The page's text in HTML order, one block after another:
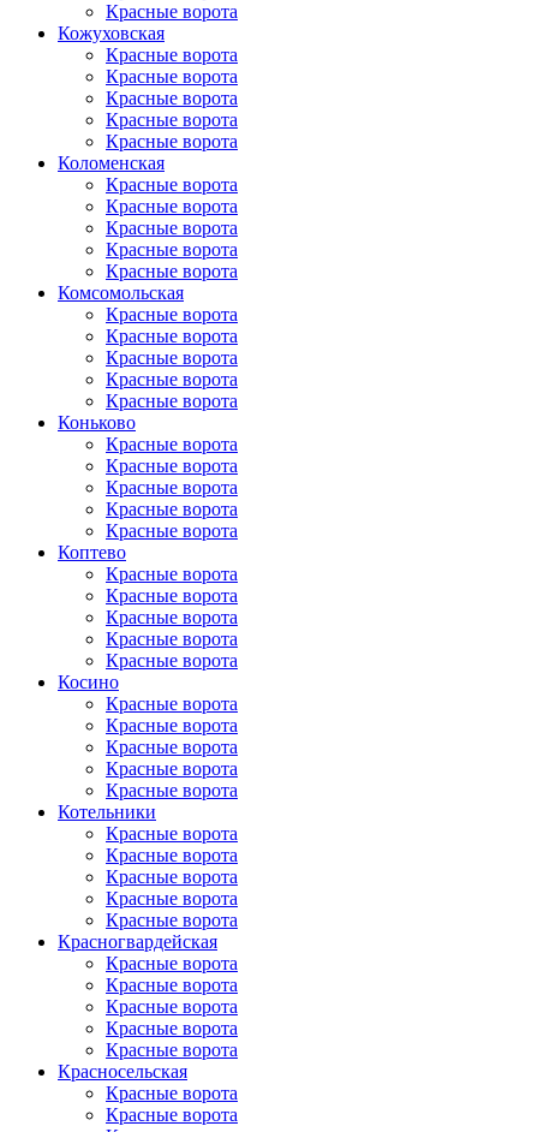
Красные ворота
Кожуховская
Красные ворота
Красные ворота
Красные ворота
Красные ворота
Красные ворота
Коломенская
Красные ворота
Красные ворота
Красные ворота
Красные ворота
Красные ворота
Комсомольская
Красные ворота
Красные ворота
Красные ворота
Красные ворота
Красные ворота
Коньково
Красные ворота
Красные ворота
Красные ворота
Красные ворота
Красные ворота
Коптево
Красные ворота
Красные ворота
Красные ворота
Красные ворота
Красные ворота
Косино
Красные ворота
Красные ворота
Красные ворота
Красные ворота
Красные ворота
Котельники
Красные ворота
Красные ворота
Красные ворота
Красные ворота
Красные ворота
Красногвар­дейская
Красные ворота
Красные ворота
Красные ворота
Красные ворота
Красные ворота
Красно­сельская
Красные ворота
Красные ворота